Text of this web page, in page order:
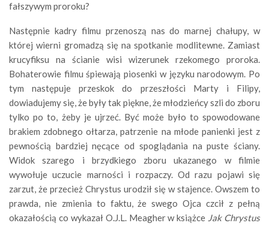
fałszywym proroku?
Następnie kadry filmu przenoszą nas do marnej chałupy, w
której wierni gromadzą się na spotkanie modlitewne. Zamiast
krucyfiksu na ścianie wisi wizerunek rzekomego proroka.
Bohaterowie filmu śpiewają piosenki w języku narodowym. Po
tym następuje przeskok do przeszłości Marty i Filipy,
dowiadujemy się, że były tak piękne, że młodzieńcy szli do zboru
tylko po to, żeby je ujrzeć. Być może było to spowodowane
brakiem zdobnego ołtarza, patrzenie na młode panienki jest z
pewnością bardziej nęcące od spoglądania na puste ściany.
Widok szarego i brzydkiego zboru ukazanego w filmie
wywołuje uczucie marności i rozpaczy. Od razu pojawi się
zarzut, że przecież Chrystus urodził się w stajence. Owszem to
prawda, nie zmienia to faktu, że swego Ojca czcił z pełną
okazałością co wykazał O.J.L. Meagher w książce Jak Chrystus